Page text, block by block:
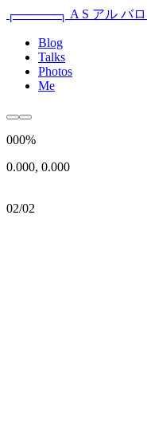
┌─────┐ A S アル バロ
Blog
Talks
Photos
Me
000%
0.000, 0.000
02/02